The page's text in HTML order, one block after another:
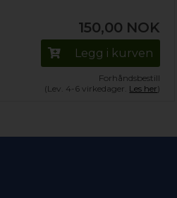
150,00 NOK
Legg i kurven
Forhåndsbestill
(Lev. 4-6 virkedager. Les her)